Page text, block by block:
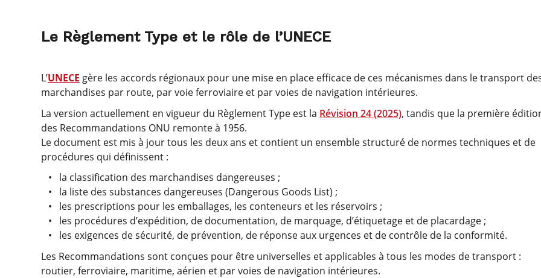
Le Règlement Type et le rôle de l’UNECE
L’UNECE gère les accords régionaux pour une mise en place efficace de ces mécanismes dans le transport
marchandises par route, par voie ferroviaire et par voies de navigation intérieures.
La version actuellement en vigueur du Règlement Type est la Révision 24 (2025), tandis que la première
des Recommandations ONU remonte à 1956.
Le document est mis à jour tous les deux ans et contient un ensemble structuré de normes techniques et de
procédures qui définissent :
la classification des marchandises dangereuses ;
la liste des substances dangereuses (Dangerous Goods List) ;
les prescriptions pour les emballages, les conteneurs et les réservoirs ;
les procédures d’expédition, de documentation, de marquage, d’étiquetage et de placardage ;
les exigences de sécurité, de prévention, de réponse aux urgences et de contrôle de la conformité.
Les Recommandations sont conçues pour être universelles et applicables à tous les modes de transport :
routier, ferroviaire, maritime, aérien et par voies de navigation intérieures.